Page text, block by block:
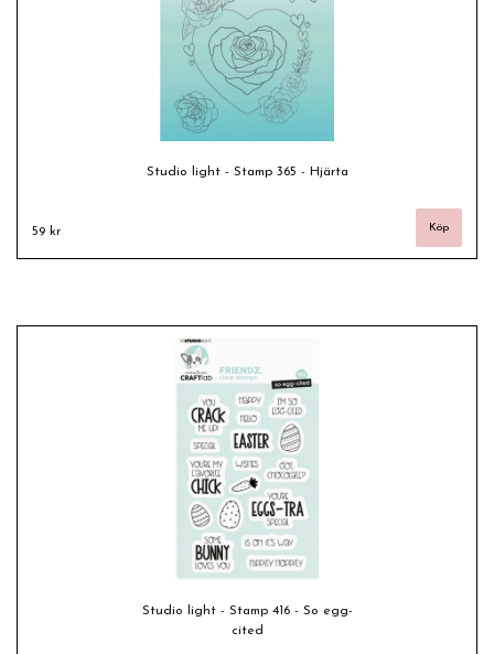
Studio light - Stamp 365 - Hjärta
59 kr
Studio light - Stamp 416 - So egg-
cited